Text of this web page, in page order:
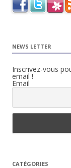
NEWS LETTER
Inscrivez-vous
email !
Email
CATÉGORIES